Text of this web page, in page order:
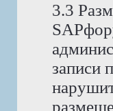
3.3
записи